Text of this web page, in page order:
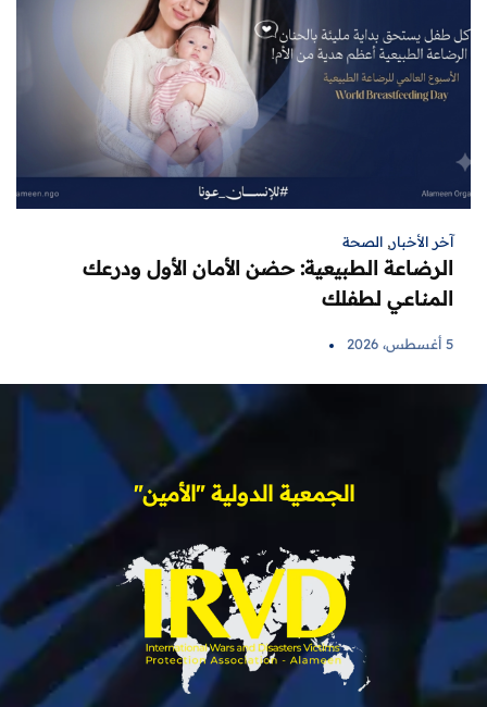
آخر الأخبار, الصحة
الرضاعة الطبيعية: حضن الأمان الأول ودرعك
المناعي لطفلك
5 أغسطس، 2026
الجمعية الدولية "الأمين"